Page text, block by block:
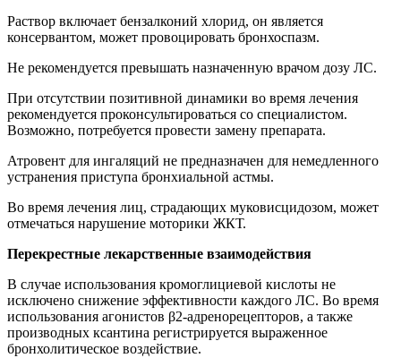
Раствор включает бензалконий хлорид, он является
консервантом, может провоцировать бронхоспазм.
Не рекомендуется превышать назначенную врачом дозу ЛС.
При отсутствии позитивной динамики во время лечения
рекомендуется проконсультироваться со специалистом.
Возможно, потребуется провести замену препарата.
Атровент для ингаляций не предназначен для немедленного
устранения приступа бронхиальной астмы.
Во время лечения лиц, страдающих муковисцидозом, может
отмечаться нарушение моторики ЖКТ.
Перекрестные лекарственные взаимодействия
В случае использования кромоглициевой кислоты не
исключено снижение эффективности каждого ЛС. Во время
использования агонистов β2-адренорецепторов, а также
производных ксантина регистрируется выраженное
бронхолитическое воздействие.